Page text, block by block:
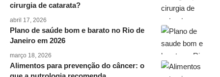
cirurgia de catarata?
abril 17, 2026
Plano de saúde bom e barato no Rio de
Janeiro em 2026
março 18, 2026
Alimentos para prevenção do câncer: o